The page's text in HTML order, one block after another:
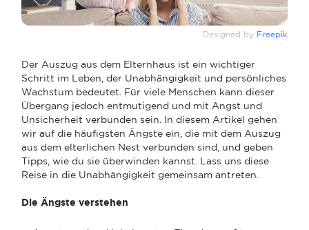
Designed by Freepik
Der Auszug aus dem Elternhaus ist ein wichtiger
Schritt im Leben, der Unabhängigkeit und persönliches
Wachstum bedeutet. Für viele Menschen kann dieser
Übergang jedoch entmutigend und mit Angst und
Unsicherheit verbunden sein. In diesem Artikel gehen
wir auf die häufigsten Ängste ein, die mit dem Auszug
aus dem elterlichen Nest verbunden sind, und geben
Tipps, wie du sie überwinden kannst. Lass uns diese
Reise in die Unabhängigkeit gemeinsam antreten.
Die Ängste verstehen